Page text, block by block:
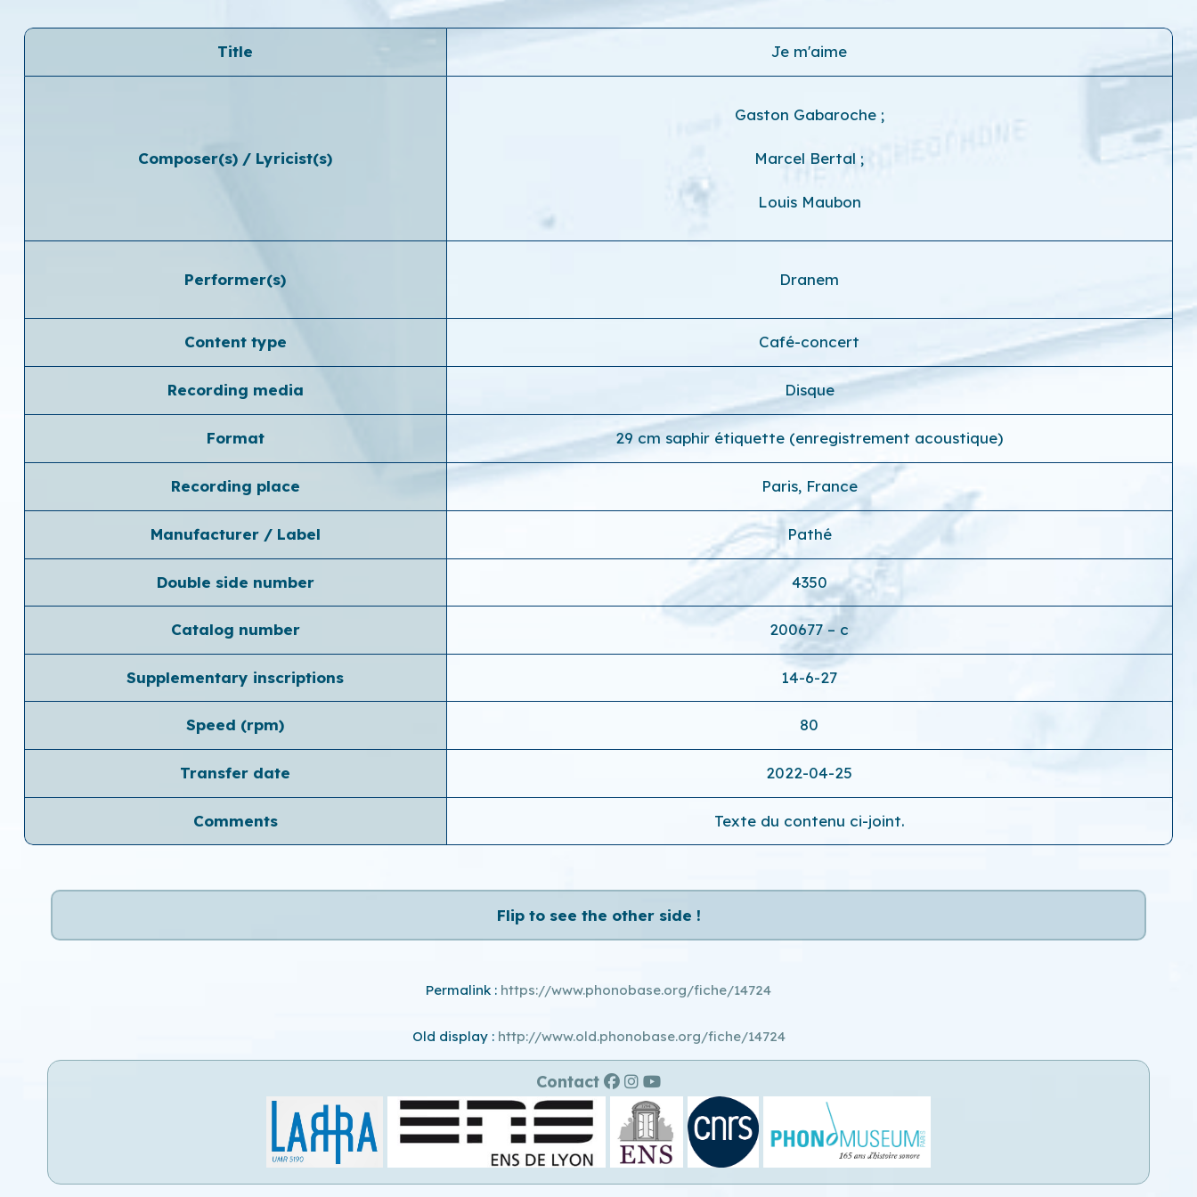
Title Je m'aime
Composer(s) / Lyricist(s)
Gaston Gabaroche ;
Marcel Bertal ;
Louis Maubon
Performer(s) Dranem
Content type Café-concert
Recording media Disque
Format 29 cm saphir étiquette (enregistrement acoustique)
Recording place Paris, France
Manufacturer / Label Pathé
Double side number 4350
Catalog number 200677 – c
Supplementary inscriptions 14-6-27
Speed ​​(rpm) 80
Transfer date 2022-04-25
Comments Texte du contenu ci-joint.
Flip to see the other side !
Permalink : https://www.phonobase.org/fiche/14724
Old display : http://www.old.phonobase.org/fiche/14724
Contact